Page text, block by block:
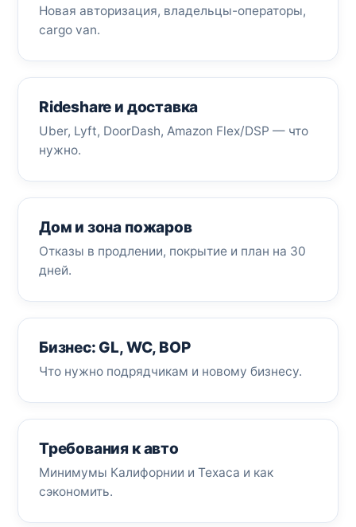
Новая авторизация, владельцы-операторы,
cargo van.
Rideshare и доставка
Uber, Lyft, DoorDash, Amazon Flex/DSP — что
нужно.
Дом и зона пожаров
Отказы в продлении, покрытие и план на 30
дней.
Бизнес: GL, WC, BOP
Что нужно подрядчикам и новому бизнесу.
Требования к авто
Минимумы Калифорнии и Техаса и как
сэкономить.